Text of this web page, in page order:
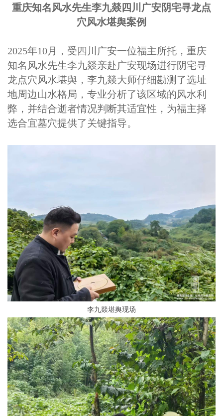
重庆知名风水先生李九燚四川广安阴宅寻龙点
穴风水堪舆案例
2025年10月，受四川广安一位福主所托，重庆
知名风水先生李九燚亲赴广安现场进行阴宅寻
龙点穴风水堪舆，李九燚大师仔细勘测了选址
地周边山水格局，专业分析了该区域的风水利
弊，并结合逝者情况判断其适宜性，为福主择
选合宜墓穴提供了关键指导。
李九燚堪舆现场